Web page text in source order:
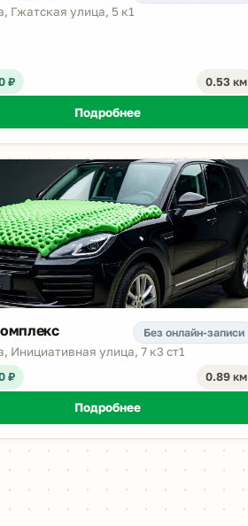
Гжатская улица, 5 к1
₽ 0.53 км
Подробнее
Без онлайн-записи
Инициативная улица, 7 к3 ст1
₽
0.89 км
Подробнее